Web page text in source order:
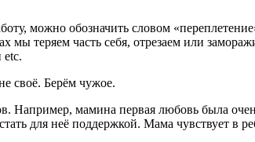
можно обозначить словом
мы теряем часть себя, отрезаем или
etc.
своё. Берём чужое.
Например, мамина первая любовь была
для неё поддержкой. Мама чувствует в